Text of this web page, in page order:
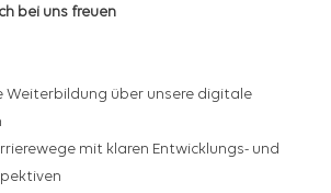
bei uns freuen
Weiterbildung über unsere digitale
mit klaren Entwicklungs- und